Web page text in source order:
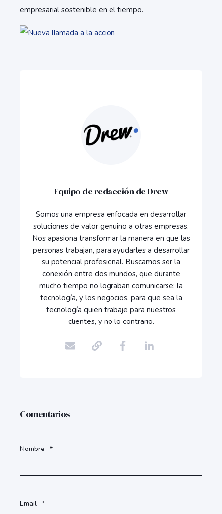
empresarial sostenible en el tiempo.
Equipo de redacción de Drew
Somos una empresa enfocada en desarrollar
soluciones de valor genuino a otras empresas.
Nos apasiona transformar la manera en que las
personas trabajan, para ayudarles a desarrollar
su potencial profesional. Buscamos ser la
conexión entre dos mundos, que durante
mucho tiempo no lograban comunicarse: la
tecnología, y los negocios, para que sea la
tecnología quien trabaje para nuestros
clientes, y no lo contrario.
Comentarios
Nombre *
Email *